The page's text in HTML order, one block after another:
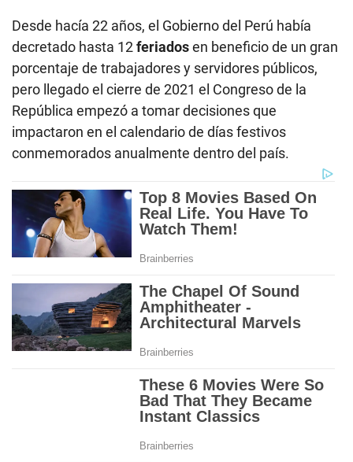
Desde hacía 22 años, el Gobierno del Perú había
decretado hasta 12feriadosen beneficio de un gran
porcentaje de trabajadores y servidores públicos,
pero llegado el cierre de 2021 el Congreso de la
República empezó a tomar decisiones que
impactaron en el calendario de días festivos
conmemorados anualmente dentro del país.